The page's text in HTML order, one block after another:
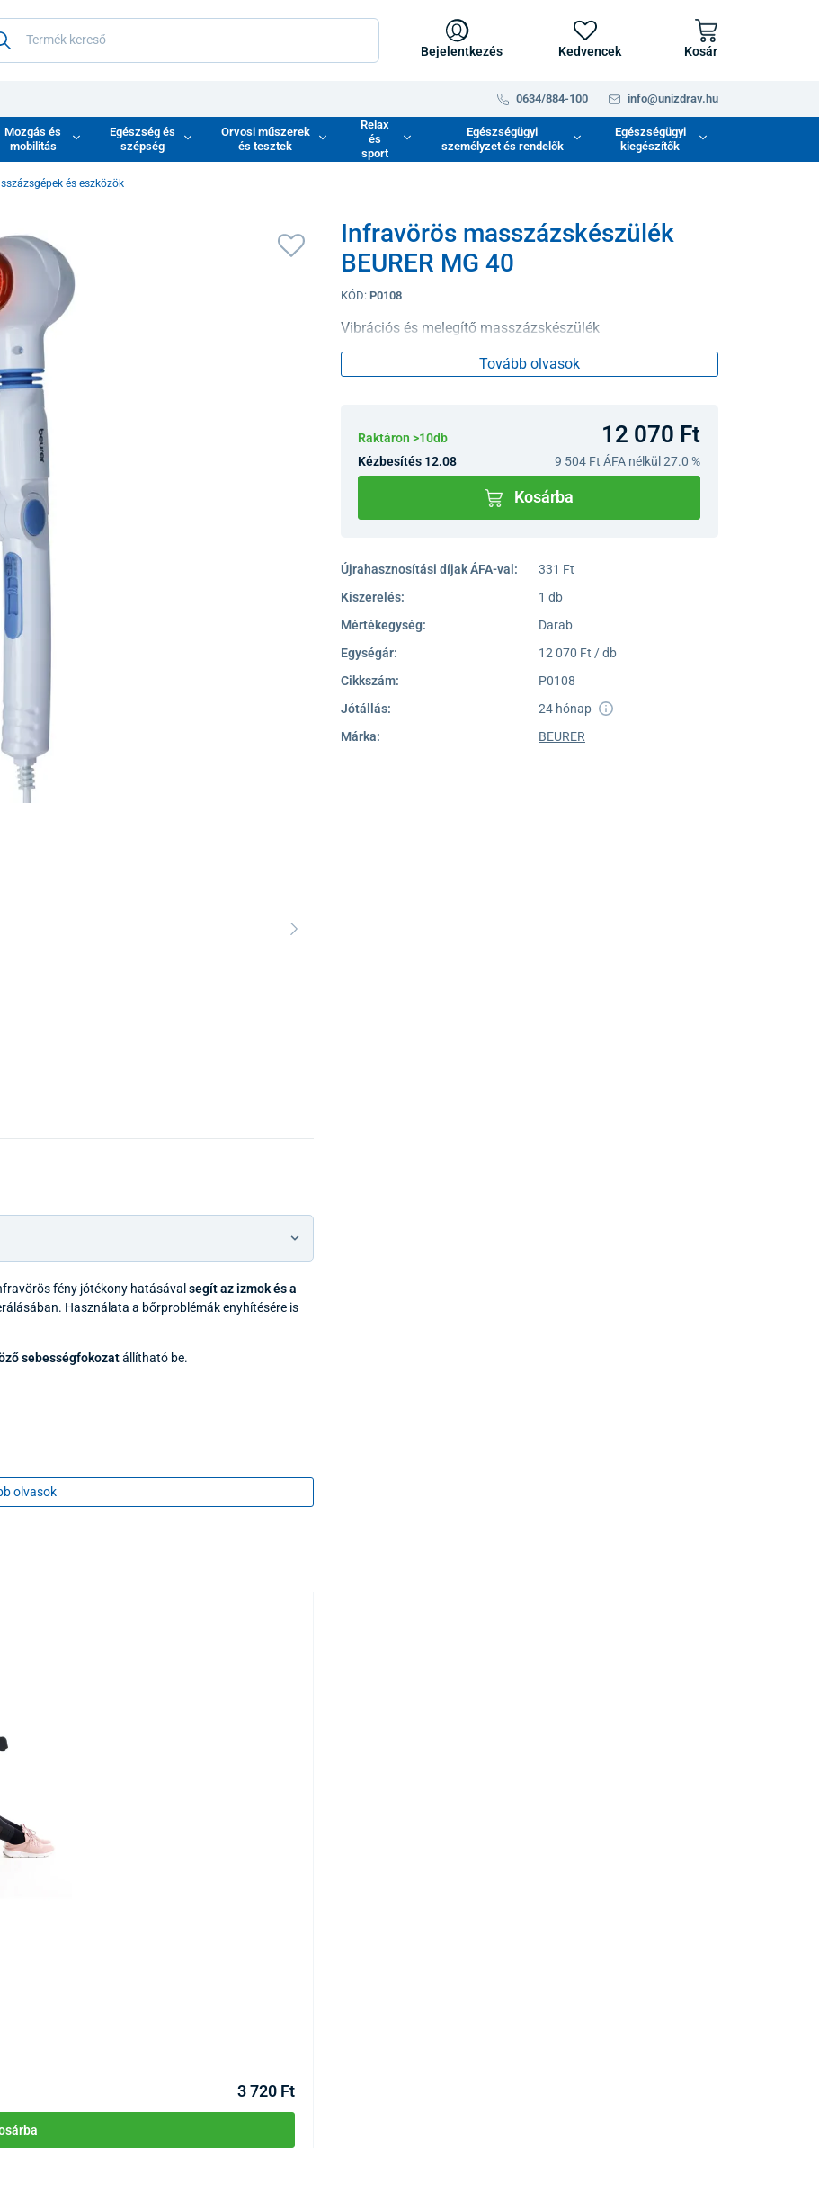
Bejelentkezés Kedvencek Kosár
0634/884-100 info@unizdrav.hu
Mozgás és
mobilitás
Egészség és
szépség
Orvosi műszerek
és tesztek
Relax
és
sport
Egészségügyi
személyzet és rendelők
Egészségügyi
kiegészítők
és eszközök
Infravörös masszázskészülék
BEURER MG 40
KÓD: P0108
Vibrációs és melegítő masszázskészülék
Tovább olvasok
Raktáron >10db 12 070 Ft
Kézbesítés 12.08 9 504 Ft ÁFA nélkül 27.0 %
Kosárba
Újrahasznosítási díjak ÁFA-val:
331 Ft
Kiszerelés:
1 db
Mértékegység:
Darab
Egységár:
12 070 Ft / db
Cikkszám:
P0108
Jótállás:
24 hónap
Márka:
BEURER
fény jótékony hatásával segít az izmok és a
Használata a bőrproblémák enyhítésére is
sebességfokozatállítható be.
alkalmazható intenzív masszázshoz
megterhelő fizikai aktivitás után
masszírozására, illetve az infravörös hőhatás
olvasok
3 720 Ft